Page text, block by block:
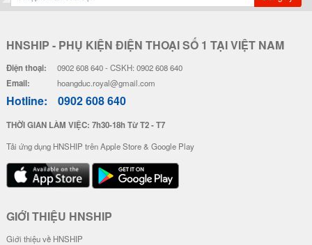
HNSHIP - PHỤ KIỆN ĐIỆN THOẠI SỐ 1 TẠI VIỆT NAM
Điện thoại: 0902 608 640 - CSKH: 0902 608 640
Email: hoangduc.royal@gmail.com
Hotline: 0902 608 640
THỜI GIAN LÀM VIỆC: 7h30-18h Từ T2 - T7
Tải ứng dụng HNSHIP trên Apple Store & Google Play
GIỚI THIỆU HNSHIP
Giới thiệu về HNSHIP